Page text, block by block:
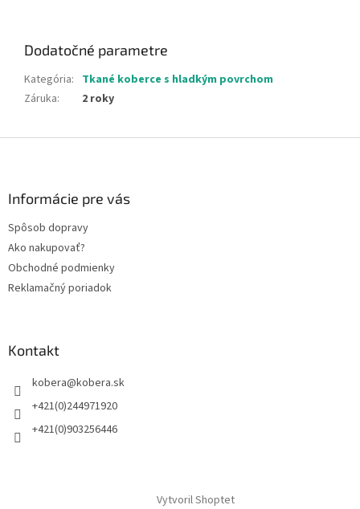
Dodatočné parametre
Kategória: Tkané koberce s hladkým povrchom
Záruka: 2 roky
Informácie pre vás
Spôsob dopravy
Ako nakupovať?
Obchodné podmienky
Reklamačný poriadok
Kontakt
kobera@kobera.sk
+421(0)244971920
+421(0)903256446
Vytvoril Shoptet